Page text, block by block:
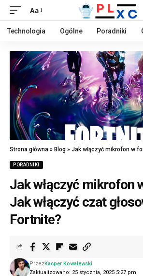
Aa
Technologia Ogólne Poradniki
Strona główna » Blog » Jak włączyć mikrofon w fortnite? Jak
PORADNIKI
Jak włączyć mikrofon
Jak włączyć czat
Fortnite?
Zaktualizowano: 25 stycznia, 2025 5:27 pm
PrzezKacper Kowalewski